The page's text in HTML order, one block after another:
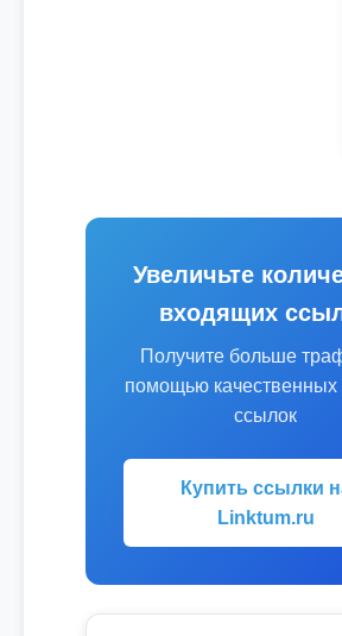
Увеличьте
входящих
Получите больше
помощью качественных
ссылок
Купить ссылки
Linktum.ru